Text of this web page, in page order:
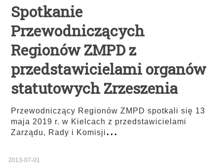
Spotkanie
Przewodniczących
Regionów ZMPD z
przedstawicielami organów
statutowych Zrzeszenia
Przewodniczący Regionów ZMPD spotkali się 13
maja 2019 r. w Kielcach z przedstawicielami
Zarządu, Rady i Komisji ...
2013-07-01